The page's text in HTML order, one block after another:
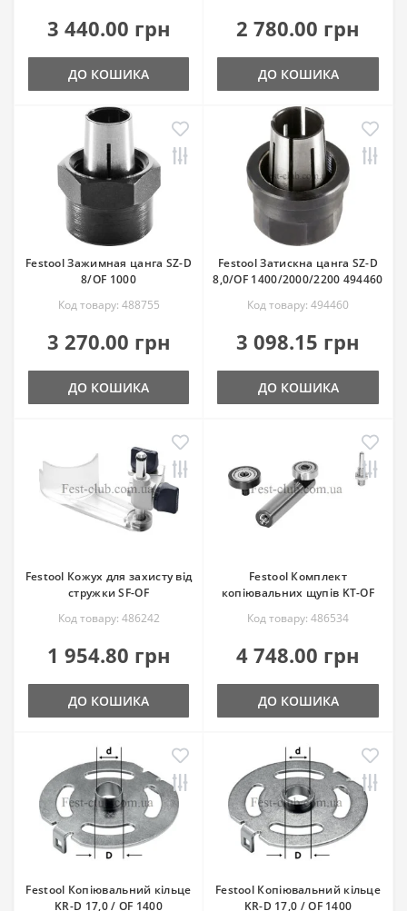
3 440.00 грн
ДО КОШИКА
2 780.00 грн
ДО КОШИКА
Festool Зажимная цанга SZ-D
8/OF 1000
Код товару: 488755
3 270.00 грн
ДО КОШИКА
Festool Затискна цанга SZ-D
8,0/OF 1400/2000/2200 494460
Код товару: 494460
3 098.15 грн
ДО КОШИКА
Festool Кожух для захисту від
стружки SF-OF
Код товару: 486242
1 954.80 грн
ДО КОШИКА
Festool Комплект
копіювальних щупів KT-OF
Код товару: 486534
4 748.00 грн
ДО КОШИКА
Festool Копіювальний кільце
KR-D 17,0 / OF 1400
Festool Копіювальний кільце
KR-D 17,0 / OF 1400